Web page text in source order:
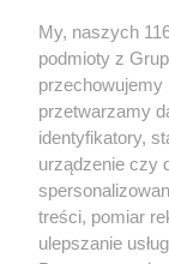
Redakcja
My, naszych
podmioty z
przechowujemy
przetwarzamy
identyfikatory,
urządzenie czy
treści, pomiar
ulepszanie